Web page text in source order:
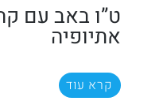
ט”ו באב עם
אתיופיה
קרא עוד